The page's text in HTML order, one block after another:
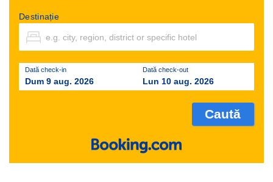
Destinație
Dată check-in
Dum 9 aug. 2026
Dată check-out
Lun 10 aug. 2026